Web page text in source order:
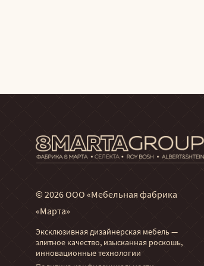
© 2026 ООО «Мебельная фабрика
«Марта»
Эксклюзивная дизайнерская мебель —
элитное качество, изысканная роскошь,
инновационные технологии